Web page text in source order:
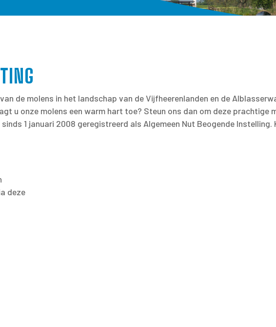
de molens in het landschap van de Vijfheerenlanden en de
u onze molens een warm hart toe? Steun ons dan om deze prachtige
1 januari 2008 geregistreerd als Algemeen Nut Beogende
deze